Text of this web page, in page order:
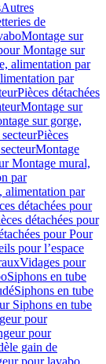
Autres
de
Montage sur
Montage sur
alimentation par
par
Pièces détachées
Montage sur
sur gorge,
Pièces
Montage
Montage mural,
par
alimentation par
détachées pour
détachées pour
pour Pour
pour l’espace
Vidages pour
Siphons en tube
Siphons en tube
Siphons en tube
pour
pour
gain de
pour lavabo,